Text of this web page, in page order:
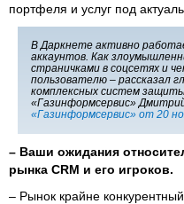
портфеля и услуг под
В Даркнете активно
аккаунтов. Как
страничками в соцсетях и
пользователю – рассказал
комплексных систем
«Газинформсервис»
«Газинформсервис» от 20
– Ваши ожидания
рынка CRM и его игроков.
– Рынок крайне